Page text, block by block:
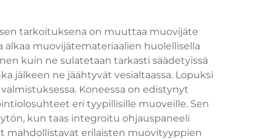
tarkoituksena on muuttaa muovijäte
muovijätemateriaalien huolellisella
kuin ne sulatetaan tarkasti säädetyissä
jälkeen ne jäähtyvät vesialtaassa. Lopuksi
Koneessa on edistynyt
eri tyypillisille muoveille. Sen
kun taas integroitu ohjauspaneeli
mahdollistavat erilaisten muovityyppien